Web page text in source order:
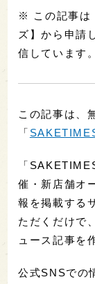
※ この記事は
ズ】から申請
信しています。
この記事は、
「
「
催・新店舗オ
報を掲載する
ただくだけで
ュース記事を
公式SNSでの